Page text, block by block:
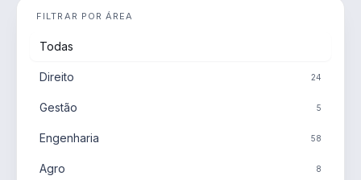
FILTRAR POR ÁREA
Todas
Direito 24
Gestão 5
Engenharia 58
Agro 8